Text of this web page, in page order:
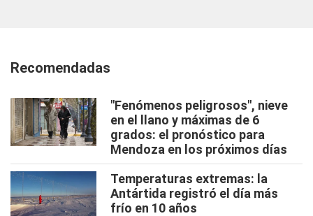
Recomendadas
"Fenómenos peligrosos", nieve
en el llano y máximas de 6
grados: el pronóstico para
Mendoza en los próximos días
Temperaturas extremas: la
Antártida registró el día más
frío en 10 años